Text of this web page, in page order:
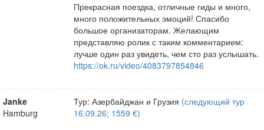
Прекрасная поездка, отличные гиды и много,
много положительных эмоций! Спасибо
большое организаторам. Желающим
представляю ролик с таким комментарием:
лучше один раз увидеть, чем сто раз услышать.
https://ok.ru/video/4083797854846
Janke
Hamburg
Тур: Азербайджан и Грузия (следующий тур
16.09.26; 1559 €)